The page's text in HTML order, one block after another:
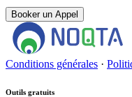
Booker un Appel
Conditions générales ·
Outils gratuits